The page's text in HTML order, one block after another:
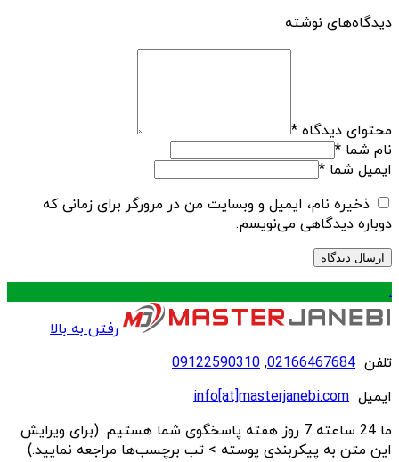
دیدگاه‌های نوشته
محتوای دیدگاه *
نام شما *
ایمیل شما *
ذخیره نام، ایمیل و وبسایت من در مرورگر برای زمانی که
دوباره دیدگاهی می‌نویسم.
.
رفتن به بالا
تلفن 02166467684
,
09122590310
ایمیل info[at]masterjanebi.com
ما 24 ساعته 7 روز هفته پاسخگوی شما هستیم. (برای ویرایش
این متن به پیکربندی پوسته > تب برچسب‌ها مراجعه نمایید.)